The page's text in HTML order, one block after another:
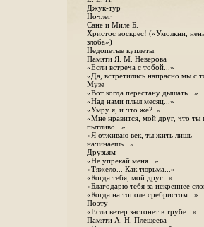
Джук-тур
Ночлег
Сане и Миле Б.
Христос воскрес! («Умолкни,
злоба»)
Недопетые куплеты
Памяти Я. М. Неверова
«Если встреча с тобой...»
«Да, встретились напрасно мы с
Музе
«Вот когда перестану дышать...»
«Над нами плыл месяц...»
«Умру я, и что же?..»
«Мне нравится, мой друг, что ты
пытливо...»
«Я отживаю век, ты жить лишь
начинаешь...»
Друзьям
«Не упрекай меня...»
«Тяжело... Как тюрьма...»
«Когда тебя, мой друг...»
«Благодарю тебя за искреннее
«Когда на тополе сребристом...»
Поэту
«Если ветер застонет в трубе...»
Памяти А. Н. Плещеева